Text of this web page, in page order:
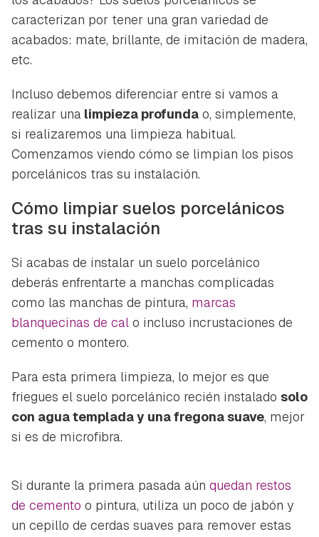
caracterizan por tener una gran variedad de
acabados: mate, brillante, de imitación de madera,
etc.
Incluso debemos diferenciar entre si vamos a
realizar una limpieza profunda o, simplemente,
si realizaremos una limpieza habitual.
Comenzamos viendo cómo se limpian los pisos
porcelánicos tras su instalación.
Cómo limpiar suelos porcelánicos
tras su instalación
Si acabas de instalar un suelo porcelánico
deberás enfrentarte a manchas complicadas
como las manchas de pintura, marcas
blanquecinas de cal o incluso incrustaciones de
cemento o montero.
Para esta primera limpieza, lo mejor es que
friegues el suelo porcelánico recién instalado solo
con agua templada y una fregona suave, mejor
si es de microfibra.
Si durante la primera pasada aún quedan restos
de cemento o pintura, utiliza un poco de jabón y
un cepillo de cerdas suaves para remover estas